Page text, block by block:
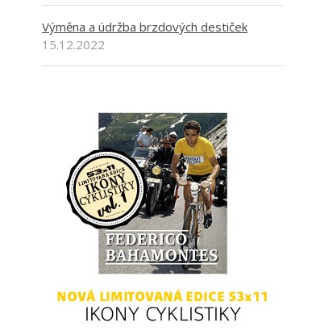
Výměna a údržba brzdových destiček
15.12.2022